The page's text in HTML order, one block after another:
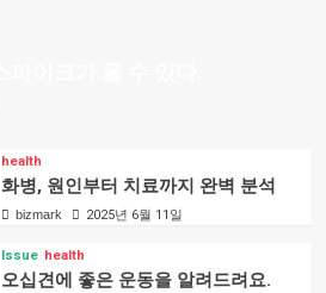
health
화병, 원인부터 치료까지 완벽 분석
bizmark 2025년 6월 11일
Issue health
오십견에 좋은 운동을 알려드려요.